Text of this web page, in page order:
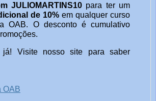
JULIOMARTINS10 para ter um
de 10% em qualquer curso
OAB. O desconto é cumulativo
já! Visite nosso site para saber
OAB